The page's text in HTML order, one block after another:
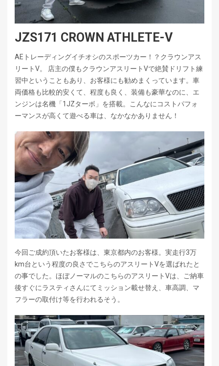
JZS171 CROWN ATHLETE-V
AEトレーディングイチオシのスポーツカー！？クラウンアス
リートV。 店主の僕もクラウンアスリートVで絶賛ドリフト練
習中ということもあり、お客様にも勧めまくっています。車
両価格も比較的安くて、程度も良く、装備も豪華なのに、エ
ンジンは名機「1JZターボ」を搭載。こんなにコストパフォ
ーマンスが高くて遊べる車は、なかなかありません！
今回ご成約頂いたお客様は、東京都内のお客様。実走行3万
km台という程度の良さでこちらのアスリートVを選ばれたと
の事でした。ほぼノーマルのこちらのアスリートVは、ご納車
後すぐにラスティさんにてミッション載せ替え、車高調、マ
フラーの取付け等を行われるそう。